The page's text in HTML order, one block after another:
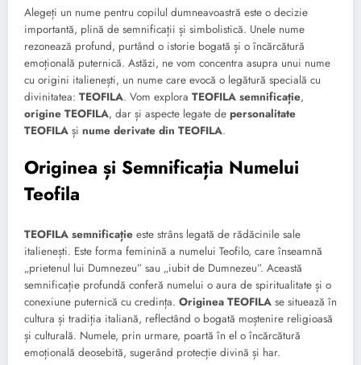
Alegeți un nume pentru copilul dumneavoastră este o decizie
importantă, plină de semnificații și simbolistică. Unele nume
rezonează profund, purtând o istorie bogată și o încărcătură
emoțională puternică. Astăzi, ne vom concentra asupra unui nume
cu origini italienești, un nume care evocă o legătură specială cu
divinitatea: TEOFILA. Vom explora TEOFILA semnificație,
origine TEOFILA, dar și aspecte legate de personalitate
TEOFILA și nume derivate din TEOFILA.
Originea și Semnificația Numelui
Teofila
TEOFILA semnificație este strâns legată de rădăcinile sale
italienești. Este forma feminină a numelui Teofilo, care înseamnă
„prietenul lui Dumnezeu” sau „iubit de Dumnezeu”. Această
semnificație profundă conferă numelui o aura de spiritualitate și o
conexiune puternică cu credința. Originea TEOFILA se situează în
cultura și tradiția italiană, reflectând o bogată moștenire religioasă
și culturală. Numele, prin urmare, poartă în el o încărcătură
emoțională deosebită, sugerând protecție divină și har.